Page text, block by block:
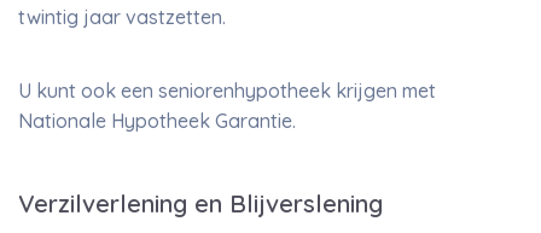
twintig jaar vastzetten.
U kunt ook een seniorenhypotheek krijgen met
Nationale Hypotheek Garantie.
Verzilverlening en Blijverslening